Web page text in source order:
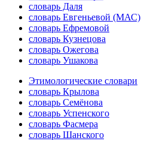
словарь Даля
словарь Евгеньевой (МАС)
словарь Ефремовой
словарь Кузнецова
словарь Ожегова
словарь Ушакова
Этимологические словари
словарь Крылова
словарь Семёнова
словарь Успенского
словарь Фасмера
словарь Шанского